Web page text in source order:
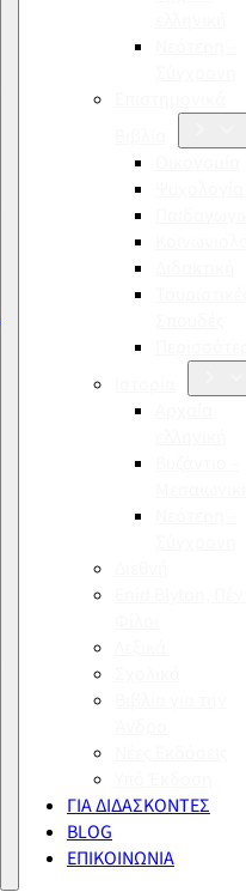
ΓΙΑ ΔΙΔΑΣΚΟΝΤΕΣ
BLOG
ΕΠΙΚΟΙΝΩΝΙΑ